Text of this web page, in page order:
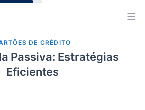
DE CRÉDITO
Passiva: Estratégias
Eficientes